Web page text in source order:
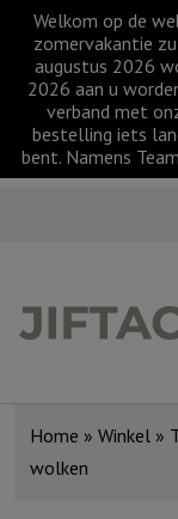
Welkom op de
zomervakantie
augustus 2026
2026 aan u
verband met
bestelling iets
bent. Namens
Home » Winkel »
wolken